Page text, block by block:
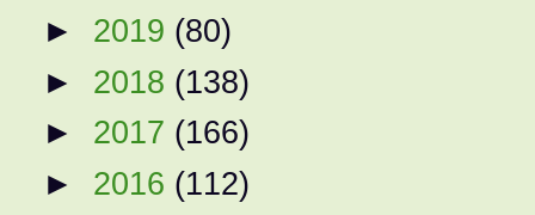
► 2019 (80)
► 2018 (138)
► 2017 (166)
► 2016 (112)